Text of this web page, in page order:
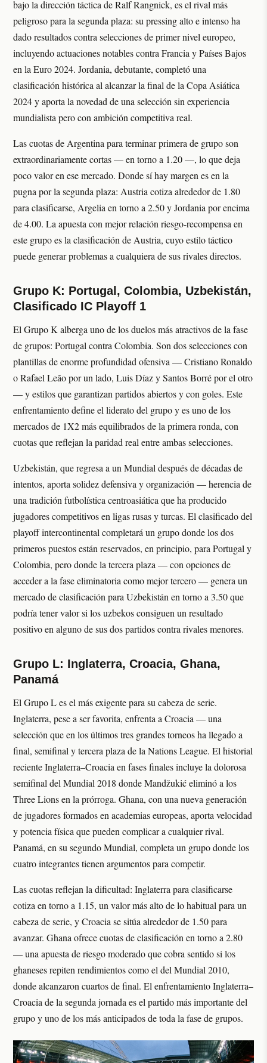
bajo la dirección táctica de Ralf Rangnick, es el rival más
peligroso para la segunda plaza: su pressing alto e intenso ha
dado resultados contra selecciones de primer nivel europeo,
incluyendo actuaciones notables contra Francia y Países Bajos
en la Euro 2024. Jordania, debutante, completó una
clasificación histórica al alcanzar la final de la Copa Asiática
2024 y aporta la novedad de una selección sin experiencia
mundialista pero con ambición competitiva real.
Las cuotas de Argentina para terminar primera de grupo son
extraordinariamente cortas — en torno a 1.20 —, lo que deja
poco valor en ese mercado. Donde sí hay margen es en la
pugna por la segunda plaza: Austria cotiza alrededor de 1.80
para clasificarse, Argelia en torno a 2.50 y Jordania por encima
de 4.00. La apuesta con mejor relación riesgo-recompensa en
este grupo es la clasificación de Austria, cuyo estilo táctico
puede generar problemas a cualquiera de sus rivales directos.
Grupo K: Portugal, Colombia, Uzbekistán,
Clasificado IC Playoff 1
El Grupo K alberga uno de los duelos más atractivos de la fase
de grupos: Portugal contra Colombia. Son dos selecciones con
plantillas de enorme profundidad ofensiva — Cristiano Ronaldo
o Rafael Leão por un lado, Luis Díaz y Santos Borré por el otro
— y estilos que garantizan partidos abiertos y con goles. Este
enfrentamiento define el liderato del grupo y es uno de los
mercados de 1X2 más equilibrados de la primera ronda, con
cuotas que reflejan la paridad real entre ambas selecciones.
Uzbekistán, que regresa a un Mundial después de décadas de
intentos, aporta solidez defensiva y organización — herencia de
una tradición futbolística centroasiática que ha producido
jugadores competitivos en ligas rusas y turcas. El clasificado del
playoff intercontinental completará un grupo donde los dos
primeros puestos están reservados, en principio, para Portugal y
Colombia, pero donde la tercera plaza — con opciones de
acceder a la fase eliminatoria como mejor tercero — genera un
mercado de clasificación para Uzbekistán en torno a 3.50 que
podría tener valor si los uzbekos consiguen un resultado
positivo en alguno de sus dos partidos contra rivales menores.
Grupo L: Inglaterra, Croacia, Ghana,
Panamá
El Grupo L es el más exigente para su cabeza de serie.
Inglaterra, pese a ser favorita, enfrenta a Croacia — una
selección que en los últimos tres grandes torneos ha llegado a
final, semifinal y tercera plaza de la Nations League. El historial
reciente Inglaterra–Croacia en fases finales incluye la dolorosa
semifinal del Mundial 2018 donde Mandžukić eliminó a los
Three Lions en la prórroga. Ghana, con una nueva generación
de jugadores formados en academias europeas, aporta velocidad
y potencia física que pueden complicar a cualquier rival.
Panamá, en su segundo Mundial, completa un grupo donde los
cuatro integrantes tienen argumentos para competir.
Las cuotas reflejan la dificultad: Inglaterra para clasificarse
cotiza en torno a 1.15, un valor más alto de lo habitual para un
cabeza de serie, y Croacia se sitúa alrededor de 1.50 para
avanzar. Ghana ofrece cuotas de clasificación en torno a 2.80
— una apuesta de riesgo moderado que cobra sentido si los
ghaneses repiten rendimientos como el del Mundial 2010,
donde alcanzaron cuartos de final. El enfrentamiento Inglaterra–
Croacia de la segunda jornada es el partido más importante del
grupo y uno de los más anticipados de toda la fase de grupos.